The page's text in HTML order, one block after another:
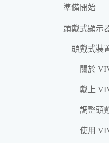
準備開始
頭戴式顯示
頭戴式裝
關於
戴上
調整頭
使用